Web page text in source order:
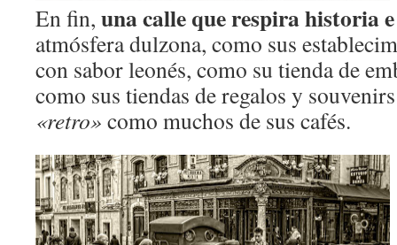
En fin, una calle que respira historia
atmósfera dulzona, como sus
con sabor leonés, como su tienda de
como sus tiendas de regalos y
«retro» como muchos de sus cafés.